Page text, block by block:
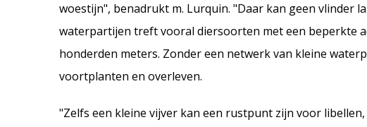
woestijn", benadrukt m. Lurquin. "Daar kan geen vlinder
waterpartijen treft vooral diersoorten met een beperkte
honderden meters. Zonder een netwerk van kleine
voortplanten en overleven.
"Zelfs een kleine vijver kan een rustpunt zijn voor